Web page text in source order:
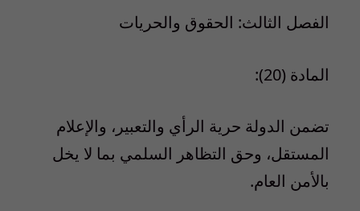
الفصل الثالث: الحقوق والحريات
المادة (20):
تضمن الدولة حرية الرأي والتعبير، والإعلام
المستقل، وحق التظاهر السلمي بما لا يخل
بالأمن العام.